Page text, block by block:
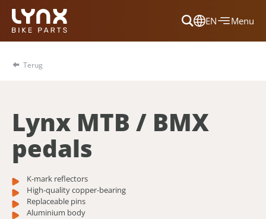
EN
Dansk
Nederlands
Menu
Terug
Lynx MTB / BMX
pedals
K-mark reflectors
High-quality copper-bearing
Replaceable pins
Aluminium body